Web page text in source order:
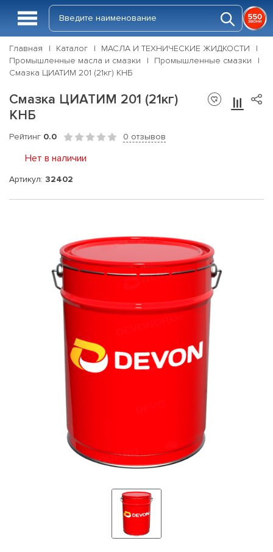
Главная Каталог
МАСЛА И ТЕХНИЧЕСКИЕ ЖИДКОСТИ
Промышленные масла и смазки
Промышленные смазки
Смазка ЦИАТИМ 201 (21кг) КНБ
Смазка ЦИАТИМ 201 (21кг)
КНБ
Рейтинг 0.0 0 отзывов
Нет в наличии
Артикул: 32402